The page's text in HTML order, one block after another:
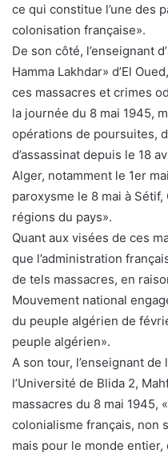
ce qui constitue l’une des
colonisation française».
De son côté, l’enseignant
Hamma Lakhdar» d’El
ces massacres et crimes
la journée du 8 mai 1945,
opérations de poursuites,
d’assassinat depuis le 18
Alger, notamment le 1er
paroxysme le 8 mai à Sétif,
régions du pays».
Quant aux visées de ces
que l’administration
de tels massacres, en
Mouvement national
du peuple algérien de
peuple algérien».
A son tour, l’enseignant
l’Université de Blida 2,
massacres du 8 mai 1945,
colonialisme français, non
mais pour le monde entier,